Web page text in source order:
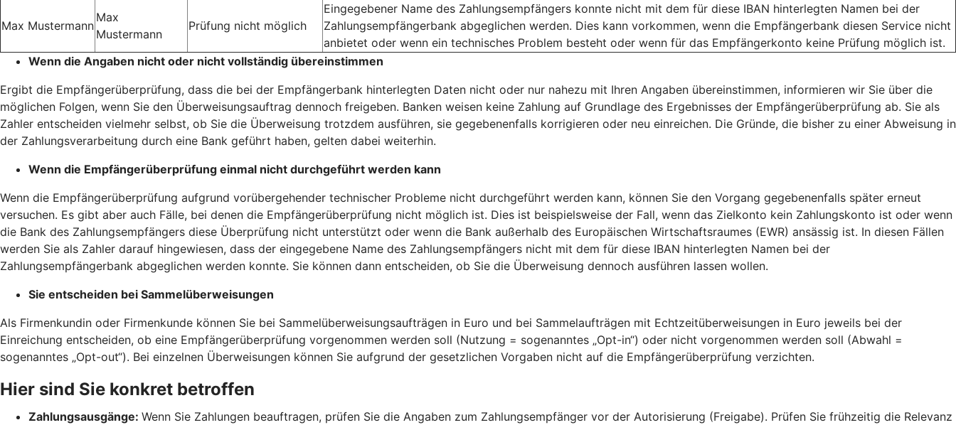
Max Mustermann
Max
Mustermann
Prüfung nicht möglich
Eingegebener Name des Zahlungsempfängers konnte nicht mit dem für diese IBAN hinterlegten Namen bei der
Zahlungsempfängerbank abgeglichen werden. Dies kann vorkommen, wenn die Empfängerbank diesen Service nicht
anbietet oder wenn ein technisches Problem besteht oder wenn für das Empfängerkonto keine Prüfung möglich ist.
Wenn die Angaben nicht oder nicht vollständig übereinstimmen
Ergibt die Empfängerüberprüfung, dass die bei der Empfängerbank hinterlegten Daten nicht oder nur nahezu mit Ihren Angaben übereinstimmen, informieren wir Sie über die
möglichen Folgen, wenn Sie den Überweisungsauftrag dennoch freigeben. Banken weisen keine Zahlung auf Grundlage des Ergebnisses der Empfängerüberprüfung ab. Sie als
Zahler entscheiden vielmehr selbst, ob Sie die Überweisung trotzdem ausführen, sie gegebenenfalls korrigieren oder neu einreichen. Die Gründe, die bisher zu einer Abweisung in
der Zahlungsverarbeitung durch eine Bank geführt haben, gelten dabei weiterhin.
Wenn die Empfängerüberprüfung einmal nicht durchgeführt werden kann
Wenn die Empfängerüberprüfung aufgrund vorübergehender technischer Probleme nicht durchgeführt werden kann, können Sie den Vorgang gegebenenfalls später erneut
versuchen. Es gibt aber auch Fälle, bei denen die Empfängerüberprüfung nicht möglich ist. Dies ist beispielsweise der Fall, wenn das Zielkonto kein Zahlungskonto ist oder wenn
die Bank des Zahlungsempfängers diese Überprüfung nicht unterstützt oder wenn die Bank außerhalb des Europäischen Wirtschaftsraumes (EWR) ansässig ist. In diesen Fällen
werden Sie als Zahler darauf hingewiesen, dass der eingegebene Name des Zahlungsempfängers nicht mit dem für diese IBAN hinterlegten Namen bei der
Zahlungsempfängerbank abgeglichen werden konnte. Sie können dann entscheiden, ob Sie die Überweisung dennoch ausführen lassen wollen.
Sie entscheiden bei Sammelüberweisungen
Als Firmenkundin oder Firmenkunde können Sie bei Sammelüberweisungsaufträgen in Euro und bei Sammelaufträgen mit Echtzeitüberweisungen in Euro jeweils bei der
Einreichung entscheiden, ob eine Empfängerüberprüfung vorgenommen werden soll (Nutzung = sogenanntes „Opt-in“) oder nicht vorgenommen werden soll (Abwahl =
sogenanntes „Opt-out“). Bei einzelnen Überweisungen können Sie aufgrund der gesetzlichen Vorgaben nicht auf die Empfängerüberprüfung verzichten.
Hier sind Sie konkret betroffen
Zahlungsausgänge: Wenn Sie Zahlungen beauftragen, prüfen Sie die Angaben zum Zahlungsempfänger vor der Autorisierung (Freigabe). Prüfen Sie frühzeitig die Relevanz